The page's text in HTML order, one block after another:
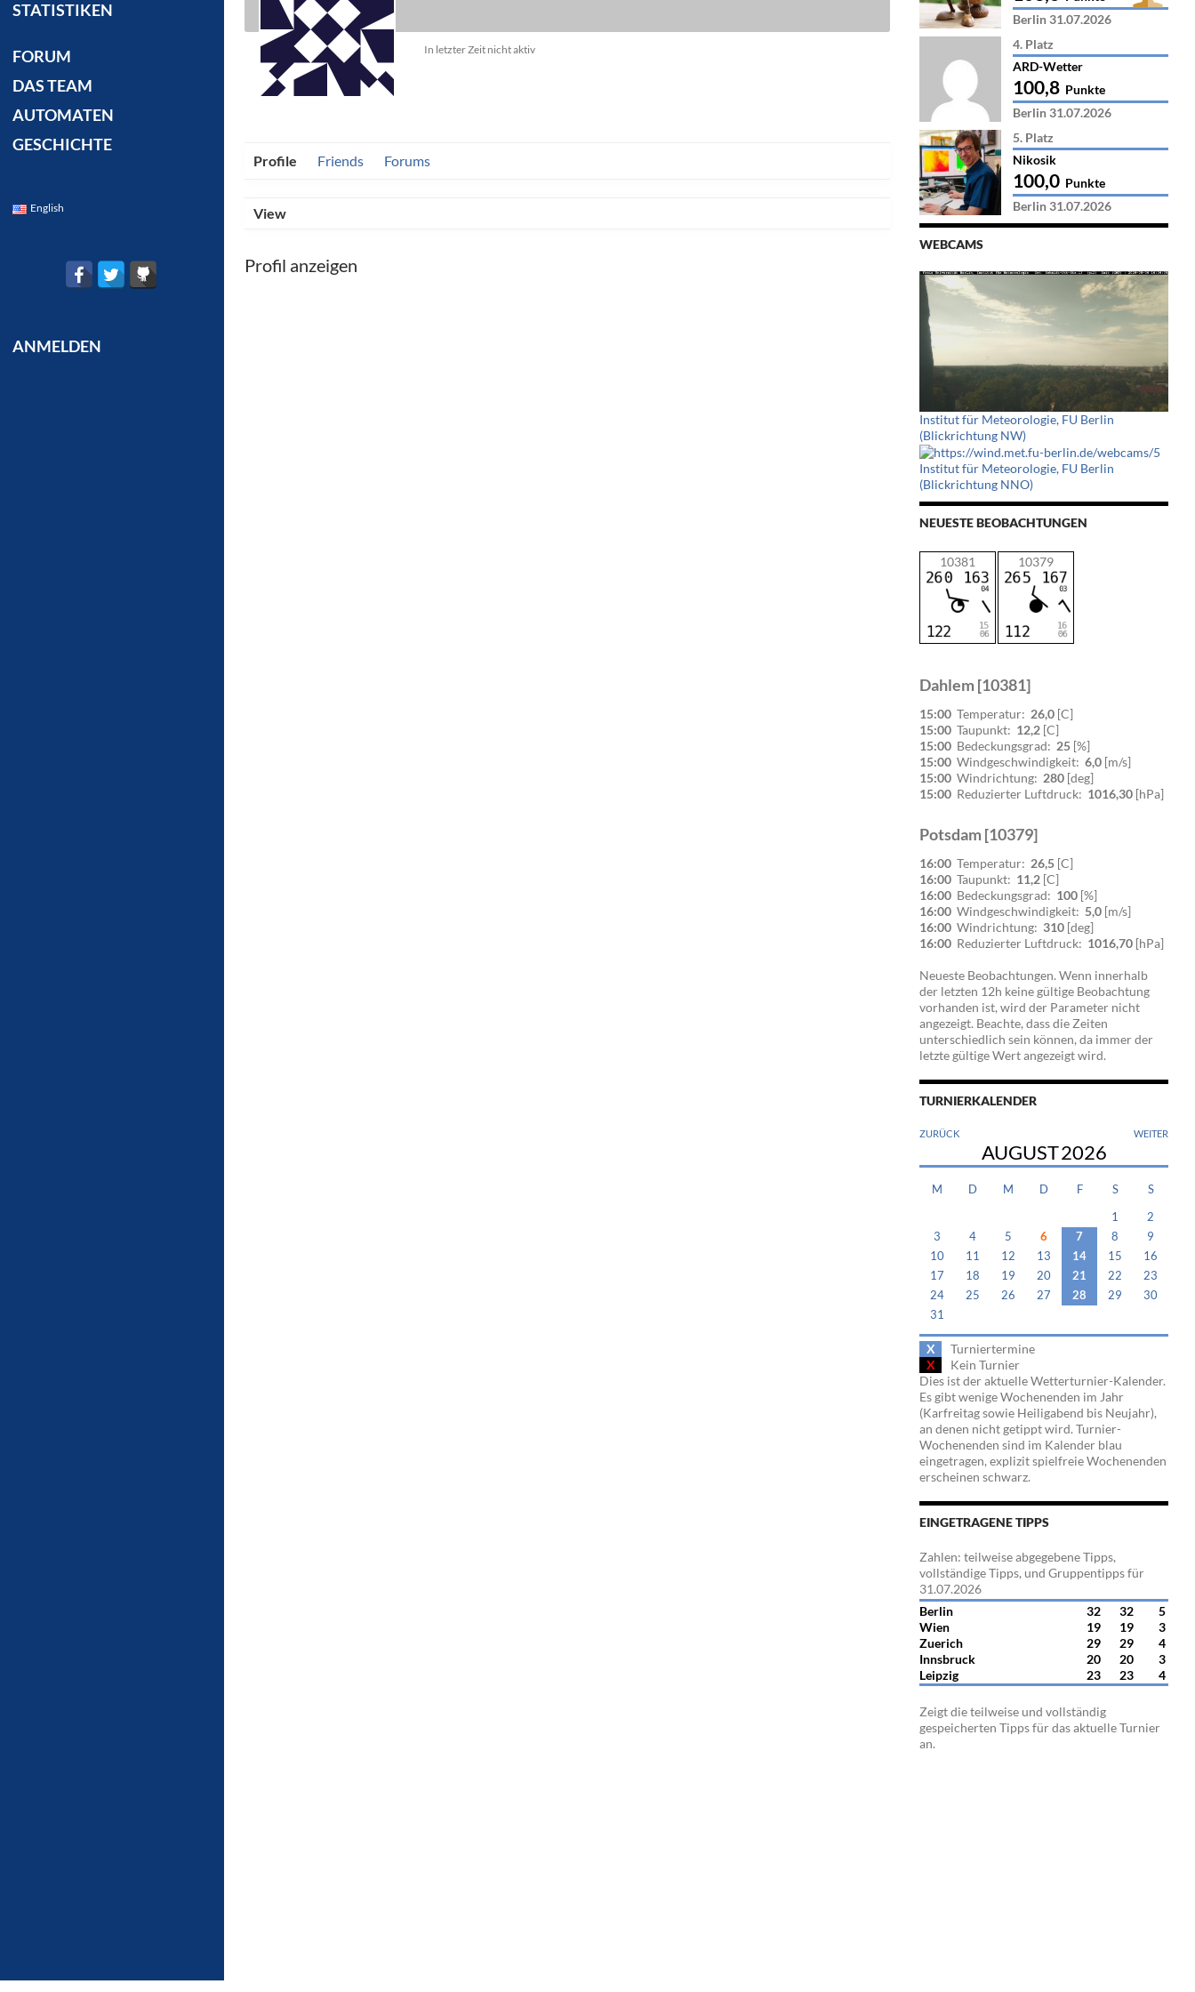
In letzter Zeit nicht aktiv
Profile Friends Forums
View
Profil anzeigen
Berlin 31.07.2026
4. Platz
ARD-Wetter
100,8 Punkte
Berlin 31.07.2026
5. Platz
Nikosik
100,0 Punkte
Berlin 31.07.2026
WEBCAMS
Institut für Meteorologie, FU Berlin
(Blickrichtung NW)
Institut für Meteorologie, FU Berlin
(Blickrichtung NNO)
NEUESTE BEOBACHTUNGEN
10381 10379
Dahlem [10381]
15:00 Temperatur: 26,0 [C]
15:00 Taupunkt: 12,2 [C]
15:00 Bedeckungsgrad: 25 [%]
15:00 Windgeschwindigkeit: 6,0 [m/s]
15:00 Windrichtung: 280 [deg]
15:00 Reduzierter Luftdruck: 1016,30 [hPa]
Potsdam [10379]
16:00 Temperatur: 26,5 [C]
16:00 Taupunkt: 11,2 [C]
16:00 Bedeckungsgrad: 100 [%]
16:00 Windgeschwindigkeit: 5,0 [m/s]
16:00 Windrichtung: 310 [deg]
16:00 Reduzierter Luftdruck: 1016,70 [hPa]
Neueste Beobachtungen. Wenn innerhalb
der letzten 12h keine gültige Beobachtung
vorhanden ist, wird der Parameter nicht
angezeigt. Beachte, dass die Zeiten
unterschiedlich sein können, da immer der
letzte gültige Wert angezeigt wird.
TURNIERKALENDER
ZURÜCK WEITER
AUGUST2026
M D M D F S S
1
2
3
4 5 6 7 8
9
10
11 12 13 14 15
16
17
18 19 20 21 22
23
24
25 26 27 28 29
30
31
X
Turniertermine
X
Kein Turnier
Dies ist der aktuelle Wetterturnier-Kalender.
Es gibt wenige Wochenenden im Jahr
(Karfreitag sowie Heiligabend bis Neujahr),
an denen nicht getippt wird. Turnier-
Wochenenden sind im Kalender blau
eingetragen, explizit spielfreie Wochenenden
erscheinen schwarz.
EINGETRAGENE TIPPS
Zahlen: teilweise abgegebene Tipps,
vollständige Tipps, und Gruppentipps für
31.07.2026
Berlin
32 32
5
Wien
19 19
3
Zuerich
29 29
4
Innsbruck
20 20
3
Leipzig
23 23 4
Zeigt die teilweise und vollständig
gespeicherten Tipps für das aktuelle Turnier
an.
STATISTIKEN
FORUM
DAS TEAM
AUTOMATEN
GESCHICHTE
English
ANMELDEN